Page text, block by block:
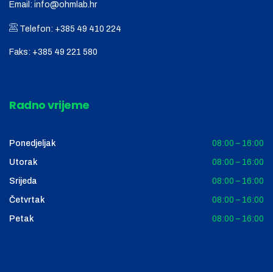
Email: info@ohmlab.hr
Telefon: +385 49 410 224
Faks: +385 49 221 580
Radno vrijeme
Ponedjeljak 08:00 – 16:00
Utorak 08:00 – 16:00
Srijeda 08:00 – 16:00
Četvrtak 08:00 – 16:00
Petak 08:00 – 16:00